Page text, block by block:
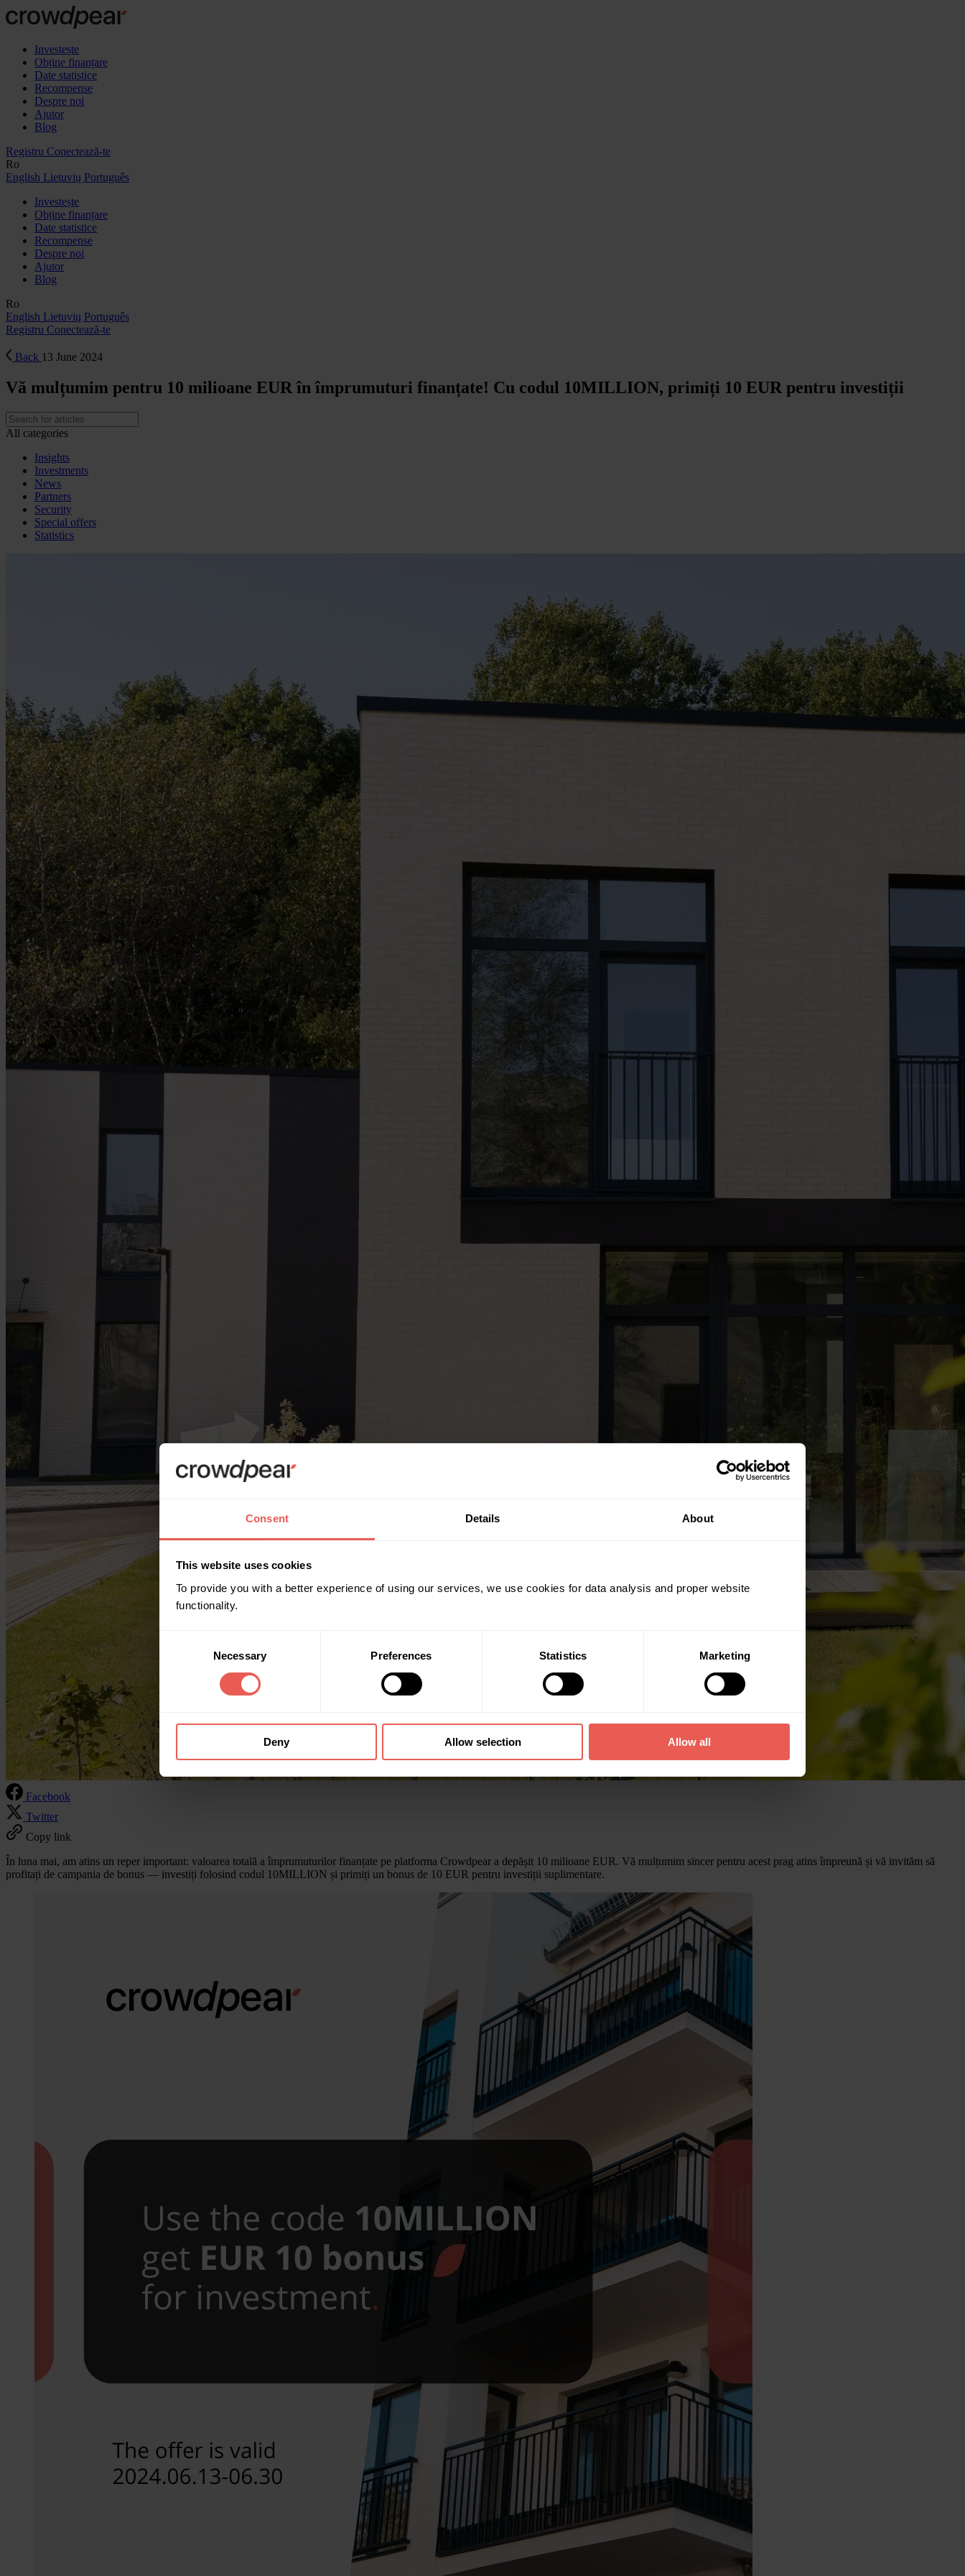
Consent Details About
This website uses cookies
To provide you with a better experience of using our services, we use cookies for data analysis and proper website
functionality.
Necessary Preferences Statistics Marketing
Deny Allow selection Allow all
Investește
Obține finanțare
Date statistice
Recompense
Despre noi
Ajutor
Blog
Registru Conectează-te
Ro
English Lietuvių Português
Investește
Obține finanțare
Date statistice
Recompense
Despre noi
Ajutor
Blog
Ro
English Lietuvių Português
Registru Conectează-te
Back 13 June 2024
Vă mulțumim pentru 10 milioane EUR în împrumuturi finanțate! Cu codul 10MILLION, primiți 10 EUR pentru investiții
All categories
Insights
Investments
News
Partners
Security
Special offers
Statistics
Facebook
Twitter
Copy link
În luna mai, am atins un reper important: valoarea totală a împrumuturilor finanțate pe platforma Crowdpear a depășit 10 milioane EUR. Vă mulțumim sincer pentru acest prag atins împreună și vă invităm să
profitați de campania de bonus — investiți folosind codul 10MILLION și primiți un bonus de 10 EUR pentru investiții suplimentare.